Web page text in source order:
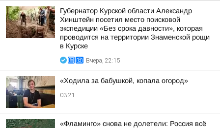
Губернатор Курской области Александр
Хинштейн посетил место поисковой
экспедиции «Без срока давности», которая
проводится на территории Знаменской рощи
в Курске
Вчера, 22:15
«Ходила за бабушкой, копала огород»
03:21
«Фламинго» снова не долетели: Россия всё